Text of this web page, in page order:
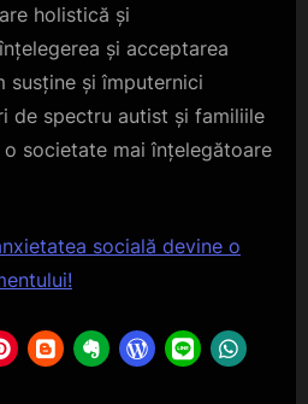
holistică și
și acceptarea
susține și împuternici
de spectru autist și familiile
societate mai înțelegătoare
socială devine o